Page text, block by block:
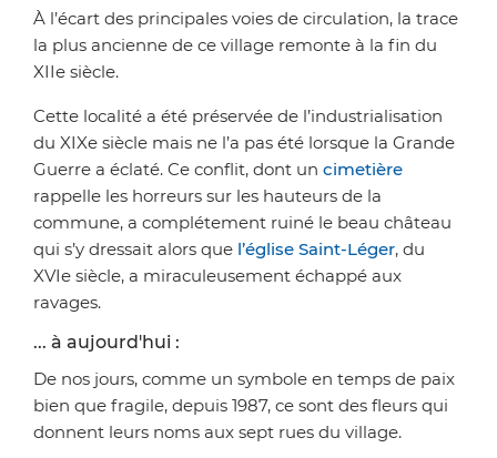
À l’écart des principales voies de circulation, la trace
la plus ancienne de ce village remonte à la fin du
XIIe siècle.
Cette localité a été préservée de l’industrialisation
du XIXe siècle mais ne l’a pas été lorsque la Grande
Guerre a éclaté. Ce conflit, dont un cimetière
rappelle les horreurs sur les hauteurs de la
commune, a complétement ruiné le beau château
qui s’y dressait alors que l’église Saint-Léger, du
XVIe siècle, a miraculeusement échappé aux
ravages.
... à aujourd'hui :
De nos jours, comme un symbole en temps de paix
bien que fragile, depuis 1987, ce sont des fleurs qui
donnent leurs noms aux sept rues du village.